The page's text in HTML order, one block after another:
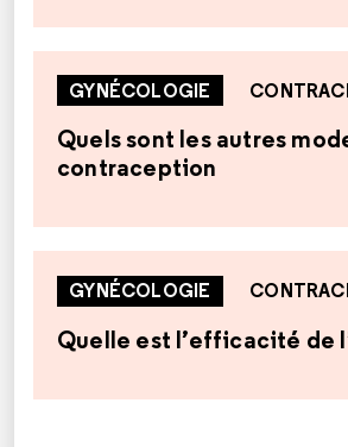
GYNÉCOLOGIE
Quels sont les autres
contraception
GYNÉCOLOGIE
Quelle est l’efficacité de